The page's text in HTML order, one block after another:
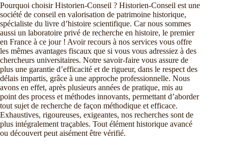
Pourquoi choisir Historien-Conseil ? Historien-Conseil est une
société de conseil en valorisation de patrimoine historique,
spécialiste du livre d’histoire scientifique. Car nous sommes
aussi un laboratoire privé de recherche en histoire, le premier
en France à ce jour ! Avoir recours à nos services vous offre
les mêmes avantages fiscaux que si vous vous adressiez à des
chercheurs universitaires. Notre savoir-faire vous assure de
plus une garantie d’efficacité et de rigueur, dans le respect des
délais impartis, grâce à une approche professionnelle. Nous
avons en effet, après plusieurs années de pratique, mis au
point des process et méthodes innovants, permettant d’aborder
tout sujet de recherche de façon méthodique et efficace.
Exhaustives, rigoureuses, exigeantes, nos recherches sont de
plus intégralement traçables. Tout élément historique avancé
ou découvert peut aisément être vérifié.